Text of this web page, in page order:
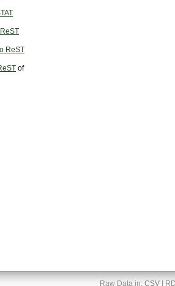
ReST
of
Raw Data in: CSV|